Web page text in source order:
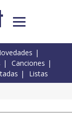
Canciones
Listas